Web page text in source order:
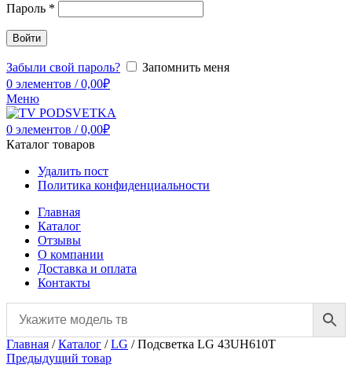
Пароль *
Войти
Забыли свой пароль?
Запомнить меня
0 элементов / 0,00₽
Меню
0 элементов / 0,00₽
Каталог товаров
Удалить пост
Политика конфиденциальности
Главная
Каталог
Отзывы
О компании
Доставка и оплата
Контакты
Главная /Каталог /LG /Подсветка LG 43UH610T
Предыдущий товар